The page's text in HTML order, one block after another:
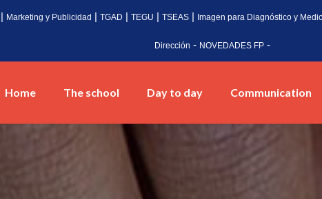
| Marketing y Publicidad | TGAD | TEGU | TSEAS | Imagen para Diagnóstico y
Dirección - NOVEDADES FP -
Home The school Day to day Communication